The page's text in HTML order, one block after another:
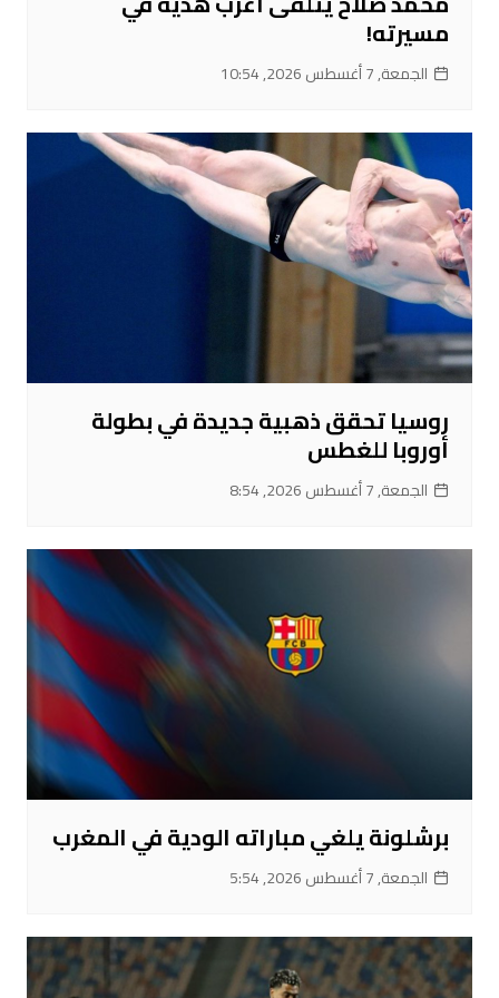
مسيرته!
الجمعة, 7 أغسطس 2026, 10:54
روسيا تحقق ذهبية جديدة في بطولة
أوروبا للغطس
الجمعة, 7 أغسطس 2026, 8:54
برشلونة يلغي مباراته الودية في المغرب
الجمعة, 7 أغسطس 2026, 5:54